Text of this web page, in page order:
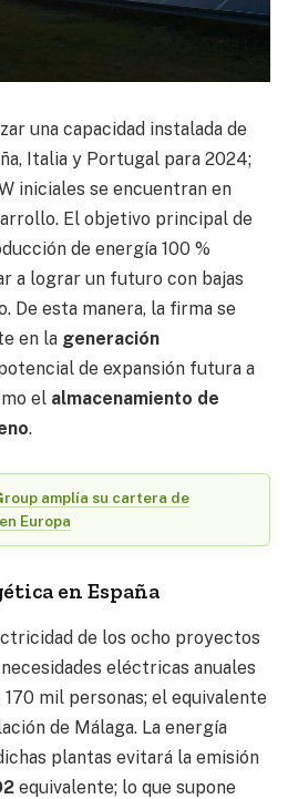
una capacidad instalada de
Italia y Portugal para 2024;
iniciales se encuentran en
El objetivo principal de
de energía 100 %
a lograr un futuro con bajas
De esta manera, la firma se
en la generación
de expansión futura a
el almacenamiento de
.
amplía su cartera de
Europa
en España
de los ocho proyectos
eléctricas anuales
mil personas; el equivalente
de Málaga. La energía
plantas evitará la emisión
equivalente; lo que supone